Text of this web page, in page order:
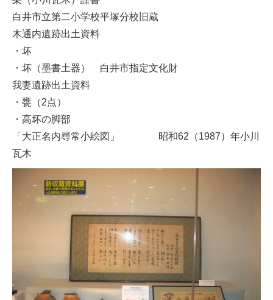
白井市立第二小学校平塚分校旧蔵
木通内遺跡出土資料
・坏
・坏（墨書土器） 白井市指定文化財
我妻遺跡出土資料
・甕（2点）
・高坏の脚部
「大正名内尋常小絵図」 昭和62（1987）年小川
瓦木